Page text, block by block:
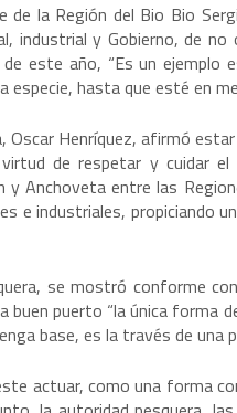
la Región del Bio Bio
industrial y Gobierno, de
este año, “Es un
hasta que esté en
Oscar Henríquez, afirmó
de respetar y cuidar
y Anchoveta entre las
e industriales, propiciando
se mostró conforme
buen puerto “la única
base, es la través de una
actuar, como una forma